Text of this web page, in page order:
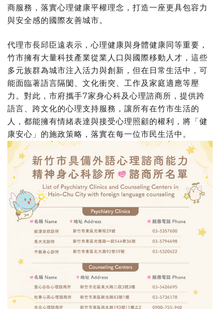
商服務，落實心理健康平權理念，打造一座更具包容力
與安全感的國際友善城市。
代理市長邱臣遠表示，心理健康與身體健康同等重要，
竹市擁有大量科技產業從業人口與國際移動人才，這些
多元族群為城市注入活力與創新，但在日常生活中，可
能面臨著語言隔閡、文化衝突、工作及家庭適應等壓
力。對此，市府攜手7家身心科及心理諮商所，提供跨
語言、跨文化的心理支持服務，讓所有在竹市生活的
人，都能擁有情緒表達與接受心理照顧的權利，將「健
康安心」的施政策略，落實在每一位市民生活中。